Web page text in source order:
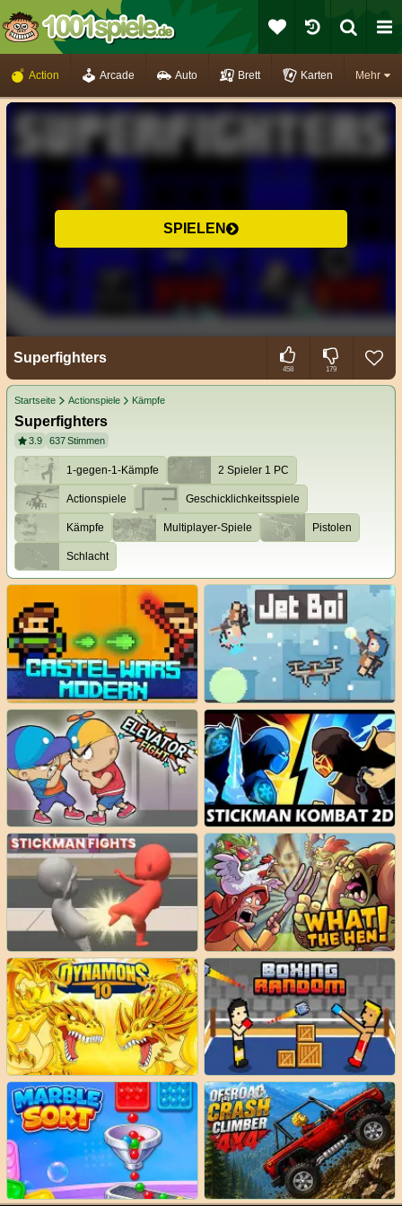
Mehr
Action Arcade Auto Brett Karten
SPIELEN
Superfighters
458 179
Startseite Actionspiele Kämpfe
Superfighters
3.9 637Stimmen
1-gegen-1-Kämpfe 2 Spieler 1 PC
Actionspiele Geschicklichkeitsspiele
Kämpfe Multiplayer-Spiele Pistolen
Schlacht